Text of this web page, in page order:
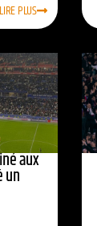
LIRE PLUS
aux
un